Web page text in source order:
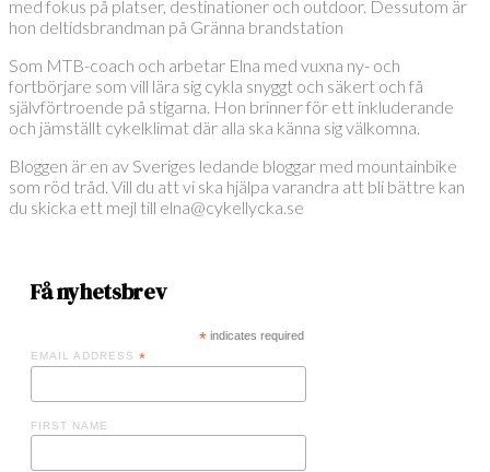
med fokus på platser, destinationer och outdoor. Dessutom är
hon deltidsbrandman på Gränna brandstation
Som MTB-coach och arbetar Elna med vuxna ny- och
fortbörjare som vill lära sig cykla snyggt och säkert och få
självförtroende på stigarna. Hon brinner för ett inkluderande
och jämställt cykelklimat där alla ska känna sig välkomna.
Bloggen är en av Sveriges ledande bloggar med mountainbike
som röd tråd. Vill du att vi ska hjälpa varandra att bli bättre kan
du skicka ett mejl till elna@cykellycka.se
Få nyhetsbrev
*indicates required
EMAIL ADDRESS *
FIRST NAME